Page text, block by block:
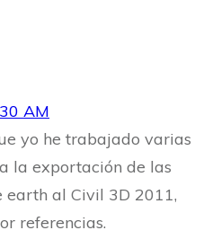
AM
yo he trabajado varias
la exportación de las
earth al Civil 3D 2011,
referencias.